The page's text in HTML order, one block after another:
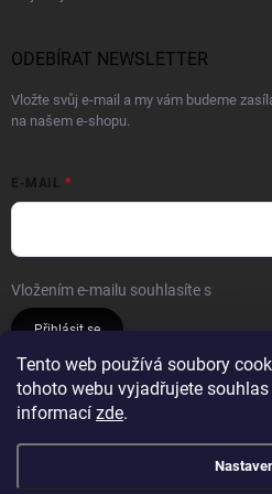
Tento web používá soubory
tohoto webu vyjadřujete
informací zde.
ODEBÍRAT NEWSLETTER
Vložte svůj e-mail a my vám budeme
na našem e-shopu.
E-MAIL
Vložením e-mailu souhlasíte s
Přihlásit se
Reklamace a vrácení
Podmínky ochrany